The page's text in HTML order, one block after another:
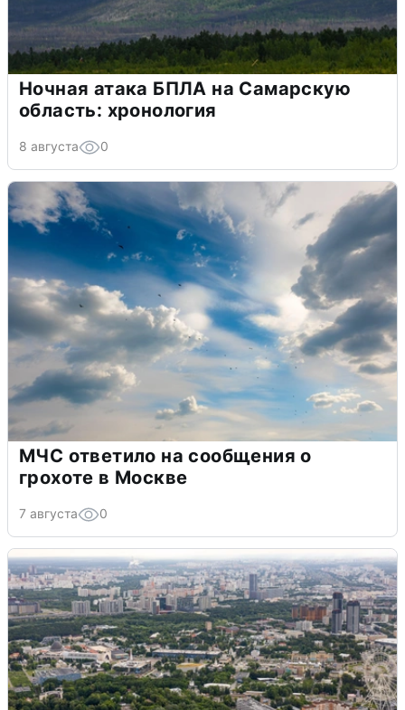
Ночная атака БПЛА на Самарскую
область: хронология
8 августа 0
МЧС ответило на сообщения о
грохоте в Москве
7 августа 0